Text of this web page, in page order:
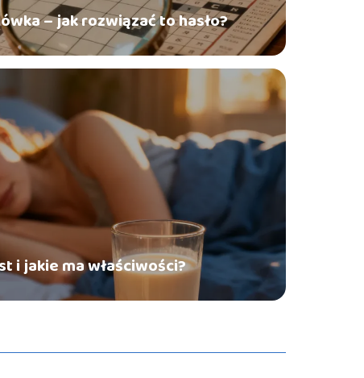
– jak rozwiązać to hasło?
i jakie ma właściwości?